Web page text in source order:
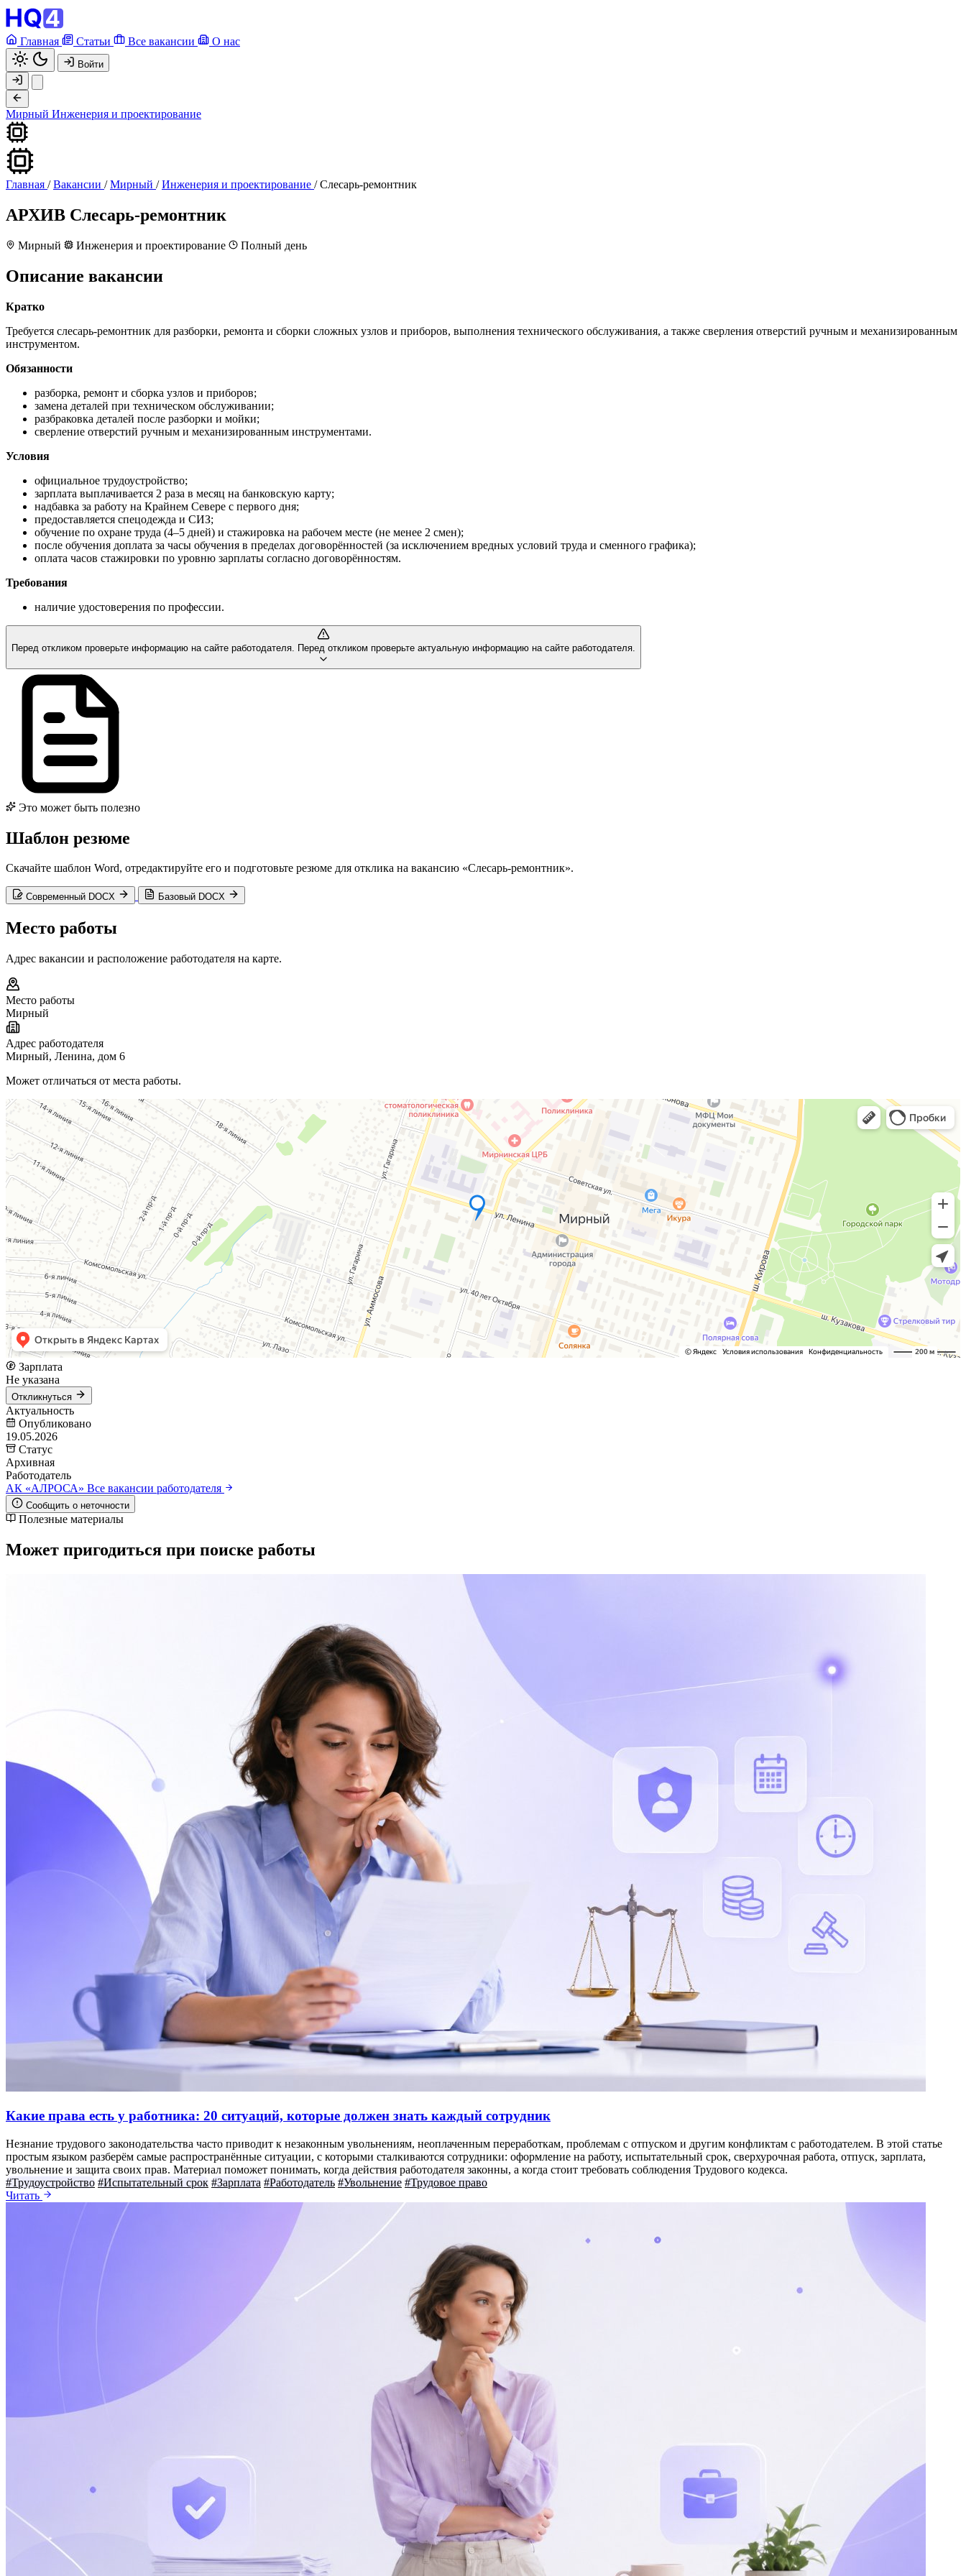
Главная Статьи Все вакансии О нас
Войти
Мирный Инженерия и проектирование
Главная / Вакансии / Мирный / Инженерия и проектирование / Слесарь-ремонтник
АРХИВ Слесарь-ремонтник
Мирный Инженерия и проектирование Полный день
Описание вакансии
Кратко
Требуется слесарь-ремонтник для разборки, ремонта и сборки сложных узлов и приборов, выполнения технического обслуживания, а также сверления отверстий ручным и механизированным
инструментом.
Обязанности
разборка, ремонт и сборка узлов и приборов;
замена деталей при техническом обслуживании;
разбраковка деталей после разборки и мойки;
сверление отверстий ручным и механизированным инструментами.
Условия
официальное трудоустройство;
зарплата выплачивается 2 раза в месяц на банковскую карту;
надбавка за работу на Крайнем Севере с первого дня;
предоставляется спецодежда и СИЗ;
обучение по охране труда (4–5 дней) и стажировка на рабочем месте (не менее 2 смен);
после обучения доплата за часы обучения в пределах договорённостей (за исключением вредных условий труда и сменного графика);
оплата часов стажировки по уровню зарплаты согласно договорённостям.
Требования
наличие удостоверения по профессии.
Перед откликом проверьте информацию на сайте работодателя. Перед откликом проверьте актуальную информацию на сайте работодателя.
Это может быть полезно
Шаблон резюме
Скачайте шаблон Word, отредактируйте его и подготовьте резюме для отклика на вакансию «Слесарь-ремонтник».
Современный DOCX Базовый DOCX
Место работы
Адрес вакансии и расположение работодателя на карте.
Место работы
Мирный
Адрес работодателя
Мирный, Ленина, дом 6
Может отличаться от места работы.
Зарплата
Не указана
Откликнуться
Актуальность
Опубликовано
19.05.2026
Статус
Архивная
Работодатель
АК «АЛРОСА» Все вакансии работодателя
Сообщить о неточности
Полезные материалы
Может пригодиться при поиске работы
Какие права есть у работника: 20 ситуаций, которые должен знать каждый сотрудник
Незнание трудового законодательства часто приводит к незаконным увольнениям, неоплаченным переработкам, проблемам с отпуском и другим конфликтам с работодателем. В этой статье
простым языком разберём самые распространённые ситуации, с которыми сталкиваются сотрудники: оформление на работу, испытательный срок, сверхурочная работа, отпуск, зарплата,
увольнение и защита своих прав. Материал поможет понимать, когда действия работодателя законны, а когда стоит требовать соблюдения Трудового кодекса.
#Трудоустройство #Испытательный срок #Зарплата #Работодатель #Увольнение #Трудовое право
Читать